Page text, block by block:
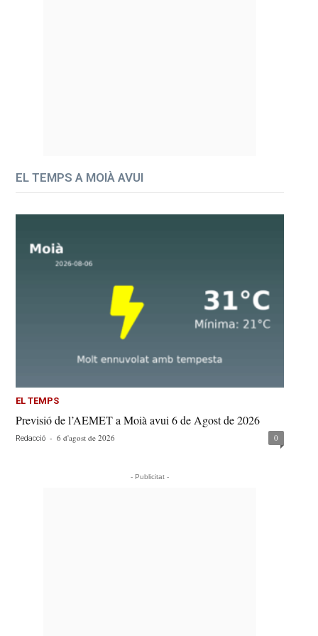
EL TEMPS A MOIÀ AVUI
EL TEMPS
Previsió de l’AEMET a Moià avui 6 de Agost de 2026
Redacció - 6 d'agost de 2026 0
- Publicitat -